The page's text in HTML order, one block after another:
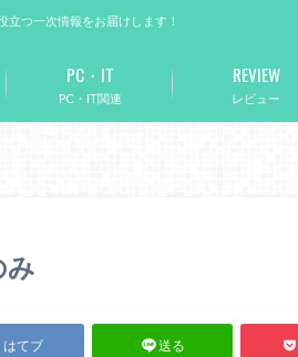
つ一次情報をお届けします！
PC・IT関連
PC・IT
レビュー
REVIEW
はてブ 送る